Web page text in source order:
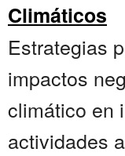
Climáticos
Estrategias
impactos
climático en
actividades